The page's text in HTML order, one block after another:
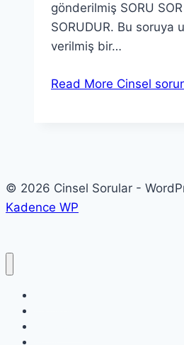
gönderilmiş SORU
SORUDUR. Bu soruya
verilmiş bir…
Read More Cinsel
© 2026 Cinsel Sorular -
Kadence WP